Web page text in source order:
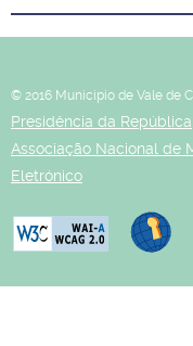
© 2016 Município de Vale de
Presidência da República
Associação Nacional de
Eletrónico